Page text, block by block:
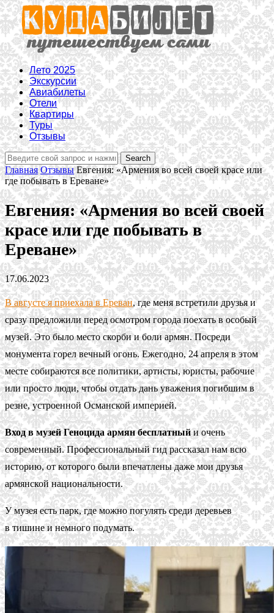
Лето 2025
Экскурсии
Авиабилеты
Отели
Квартиры
Туры
Отзывы
Главная Отзывы Евгения: «Армения во всей своей красе или
где побывать в Ереване»
Евгения: «Армения во всей своей
красе или где побывать в
Ереване»
17.06.2023
В августе я приехала в Ереван, где меня встретили друзья и
сразу предложили перед осмотром города поехать в особый
музей. Это было место скорби и боли армян. Посреди
монумента горел вечный огонь. Ежегодно, 24 апреля в этом
месте собираются все политики, артисты, юристы, рабочие
или просто люди, чтобы отдать дань уважения погибшим в
резне, устроенной Османской империей.
Вход в музей Геноцида армян бесплатныйи очень
современный. Профессиональный гид рассказал нам всю
историю, от которого были впечатлены даже мои друзья
армянской национальности.
У музея есть парк, где можно погулять среди деревьев
в тишине и немного подумать.